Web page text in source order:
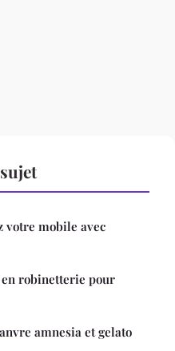
votre mobile avec
robinetterie pour
amnesia et gelato